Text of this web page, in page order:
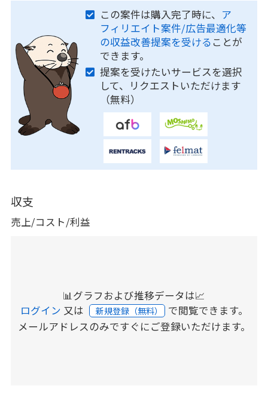
この案件は購入完了時に、 ア
フィリエイト案件/広告最適化等
の収益改善提案を受ける ことが
できます。
提案を受けたいサービスを選択
して、リクエストいただけます
（無料）
収支
売上/コスト/利益
📊グラフおよび推移データは📈
ログイン 又は 新規登録（無料） で閲覧できます。
メールアドレスのみですぐにご登録いただけます。